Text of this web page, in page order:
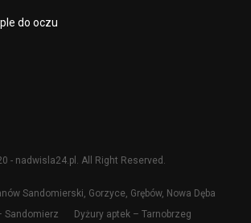
do oczu
- nadwisla24.pl. All Right Reserved.
Sandomierski, Gorzyce, Grębów, Nowa Dęba
Sandomierz
Dyżury aptek – Tarnobrzeg